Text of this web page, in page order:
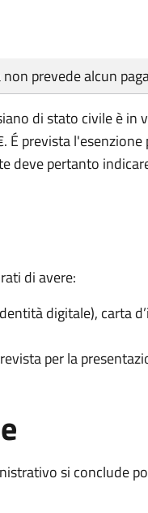
prevede alcun
di stato civile è in
É prevista
deve pertanto
di avere:
digitale), carta
per la
si conclude